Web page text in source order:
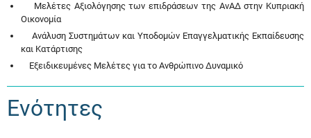
Μελέτες Αξιολόγησης των επιδράσεων της ΑνΑΔ στην Κυπριακή
Οικονομία
Ανάλυση Συστημάτων και Υποδομών Επαγγελματικής Εκπαίδευσης
και Κατάρτισης
Εξειδικευμένες Μελέτες για το Ανθρώπινο Δυναμικό
Ενότητες